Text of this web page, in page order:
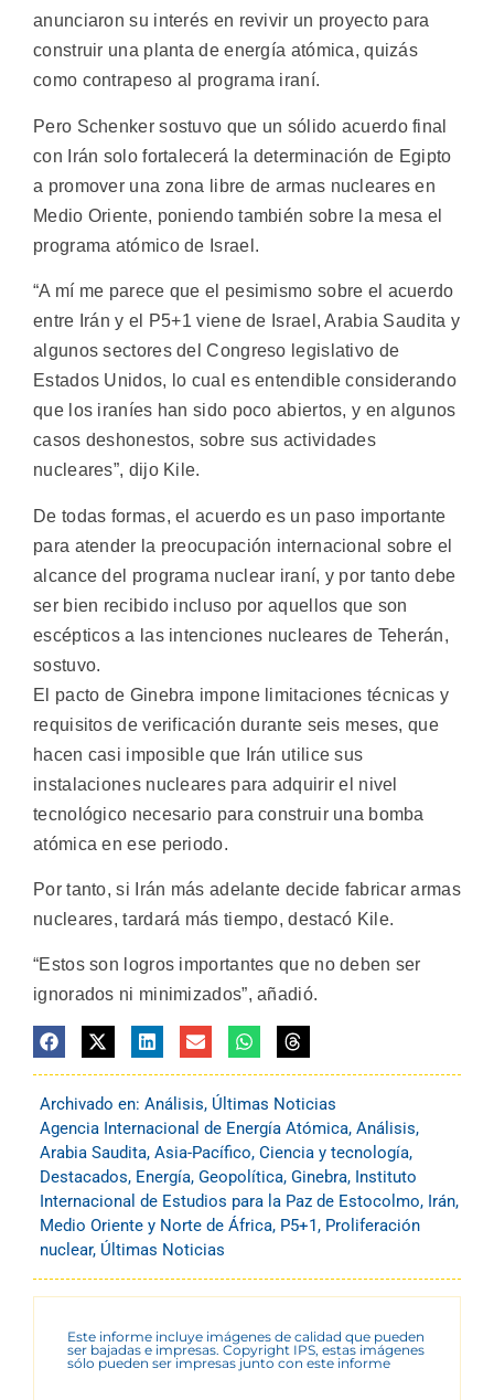
anunciaron su interés en revivir un proyecto para
construir una planta de energía atómica, quizás
como contrapeso al programa iraní.
Pero Schenker sostuvo que un sólido acuerdo final
con Irán solo fortalecerá la determinación de Egipto
a promover una zona libre de armas nucleares en
Medio Oriente, poniendo también sobre la mesa el
programa atómico de Israel.
“A mí me parece que el pesimismo sobre el acuerdo
entre Irán y el P5+1 viene de Israel, Arabia Saudita y
algunos sectores del Congreso legislativo de
Estados Unidos, lo cual es entendible considerando
que los iraníes han sido poco abiertos, y en algunos
casos deshonestos, sobre sus actividades
nucleares”, dijo Kile.
De todas formas, el acuerdo es un paso importante
para atender la preocupación internacional sobre el
alcance del programa nuclear iraní, y por tanto debe
ser bien recibido incluso por aquellos que son
escépticos a las intenciones nucleares de Teherán,
sostuvo.
El pacto de Ginebra impone limitaciones técnicas y
requisitos de verificación durante seis meses, que
hacen casi imposible que Irán utilice sus
instalaciones nucleares para adquirir el nivel
tecnológico necesario para construir una bomba
atómica en ese periodo.
Por tanto, si Irán más adelante decide fabricar armas
nucleares, tardará más tiempo, destacó Kile.
“Estos son logros importantes que no deben ser
ignorados ni minimizados”, añadió.
Archivado en: Análisis, Últimas Noticias
Agencia Internacional de Energía Atómica, Análisis,
Arabia Saudita, Asia-Pacífico, Ciencia y tecnología,
Destacados, Energía, Geopolítica, Ginebra, Instituto
Internacional de Estudios para la Paz de Estocolmo, Irán,
Medio Oriente y Norte de África, P5+1, Proliferación
nuclear, Últimas Noticias
Este informe incluye imágenes de calidad que pueden
ser bajadas e impresas. Copyright IPS, estas imágenes
sólo pueden ser impresas junto con este informe